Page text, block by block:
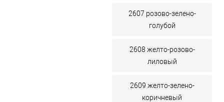
2607 розово-зелено-
голубой
2608 желто-розово-
лиловый
2609 желто-зелено-
коричневый